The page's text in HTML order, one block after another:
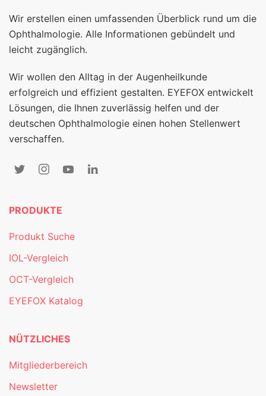
Wir erstellen einen umfassenden Überblick rund um die
Ophthalmologie. Alle Informationen gebündelt und
leicht zugänglich.
Wir wollen den Alltag in der Augenheilkunde
erfolgreich und effizient gestalten. EYEFOX entwickelt
Lösungen, die Ihnen zuverlässig helfen und der
deutschen Ophthalmologie einen hohen Stellenwert
verschaffen.
PRODUKTE
Produkt Suche
IOL-Vergleich
OCT-Vergleich
EYEFOX Katalog
NÜTZLICHES
Mitgliederbereich
Newsletter